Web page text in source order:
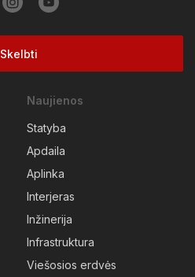
Skelbti
Naujienos
Statyba
Apdaila
Aplinka
Interjeras
Inžinerija
Infrastruktura
Viešosios erdvės